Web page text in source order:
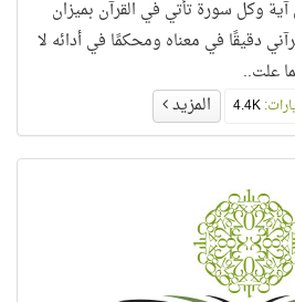
وكل سورة تأتي في القرآن بميزان
دقيقًا في معناه ومحكمًا في أدائه لا
علت..
المزيد